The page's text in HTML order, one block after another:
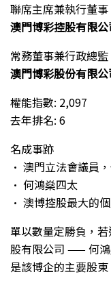
聯席主席兼執行董事
澳門博彩控股有限公
常務董事兼行政總監
澳門博彩股份有限公
權能指數: 2,097
去年排名: 6
名成事跡
• 澳門立法會議員
• 何鴻燊四太
• 澳博控股最大的
單以數量定勝負，
股有限公司 —— 何
是該博企的主要股